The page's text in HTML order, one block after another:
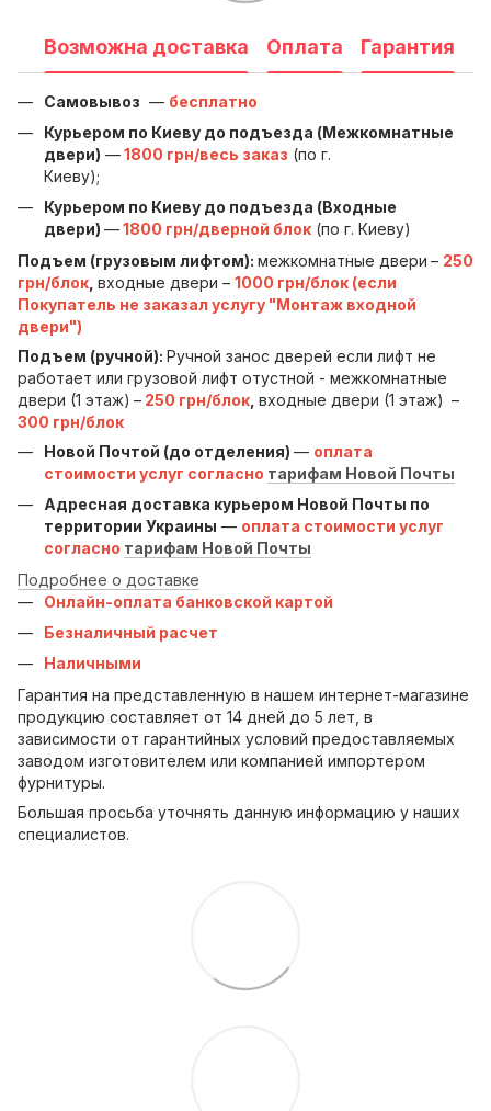
Возможна доставка Оплата Гарантия
Самовывоз — бесплатно
Курьером по Киеву до подъезда (Межкомнатные
двери) —1800 грн/весь заказ (по г.
Киеву);
Курьером по Киеву до подъезда (Входные
двери) —1800 грн/дверной блок (по г. Киеву)
Подъем (грузовым лифтом): межкомнатные двери – 250
грн/блок входные двери – 1000 грн/блок (если
Покупатель не заказал услугу "Монтаж входной
двери")
Подъем (ручной): Ручной занос дверей если лифт не
работает или грузовой лифт отустной - межкомнатные
двери (1 этаж) – 250 грн/блок входные двери (1 этаж) –
300 грн/блок
Новой Почтой (до отделения) — оплата
стоимости услуг согласно тарифам Новой Почты
Адресная доставка курьером Новой Почты по
территории Украины — оплата стоимости услуг
согласно тарифам Новой Почты
Подробнее о доставке
Онлайн-оплата банковской картой
Безналичный расчет
Наличными
Гарантия на представленную в нашем интернет-магазине
продукцию составляет от 14 дней до 5 лет, в
зависимости от гарантийных условий предоставляемых
заводом изготовителем или компанией импортером
фурнитуры.
Большая просьба уточнять данную информацию у наших
специалистов.